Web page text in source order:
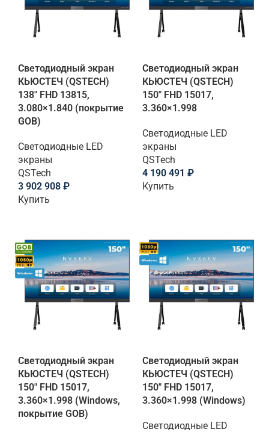
Светодиодный экран
КЬЮСТЕЧ (QSTECH)
138" FHD 13815,
3.080×1.840 (покрытие
GOB)
Светодиодные LED
экраны
QSTech
3 902 908 ₽
Купить
Светодиодный экран
КЬЮСТЕЧ (QSTECH)
150" FHD 15017,
3.360×1.998
Светодиодные LED
экраны
QSTech
4 190 491 ₽
Купить
Светодиодный экран
КЬЮСТЕЧ (QSTECH)
150" FHD 15017,
3.360×1.998 (Windows,
покрытие GOB)
Светодиодный экран
КЬЮСТЕЧ (QSTECH)
150" FHD 15017,
3.360×1.998 (Windows)
Светодиодные LED